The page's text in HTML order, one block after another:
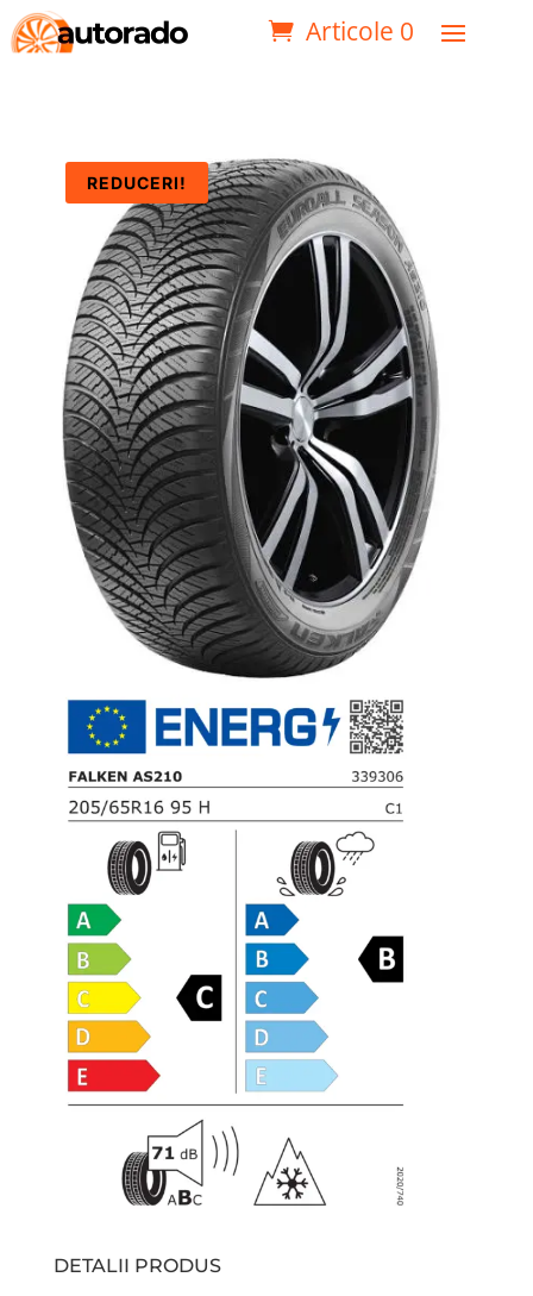
Articole 0
REDUCERI!
DETALII PRODUS